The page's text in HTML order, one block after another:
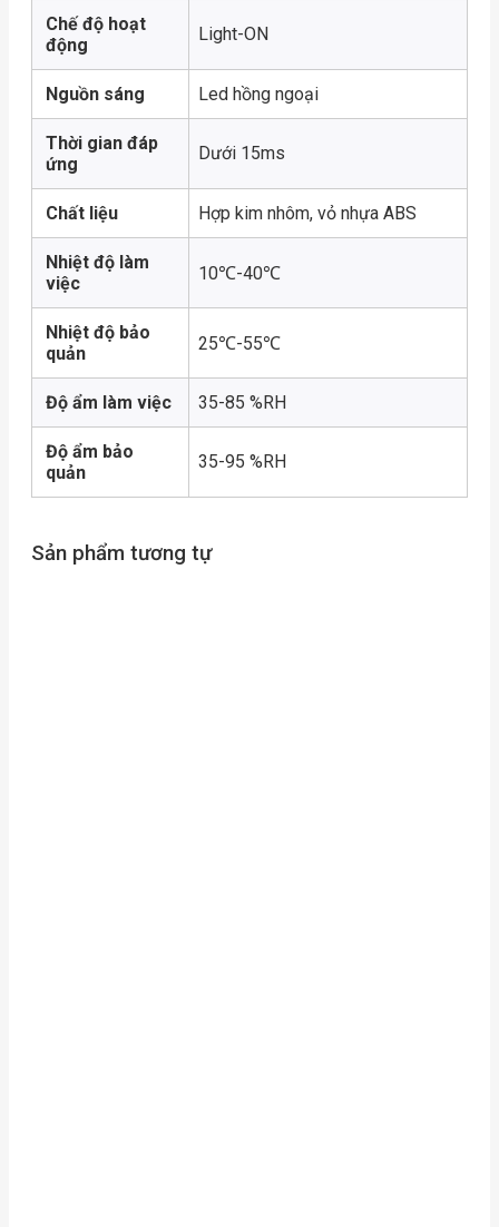
Chế độ hoạt
động
Light-ON
Nguồn sáng Led hồng ngoại
Thời gian đáp
ứng
Dưới 15ms
Chất liệu Hợp kim nhôm, vỏ nhựa ABS
Nhiệt độ làm
việc
10℃-40℃
Nhiệt độ bảo
quản
25℃-55℃
Độ ẩm làm việc 35-85 %RH
Độ ẩm bảo
quản
35-95 %RH
Sản phẩm tương tự